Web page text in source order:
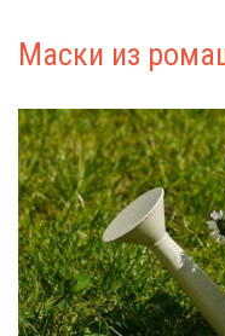
Маски из